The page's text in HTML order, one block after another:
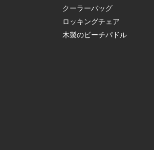
クーラーバッグ
ロッキングチェア
木製のビーチパドル